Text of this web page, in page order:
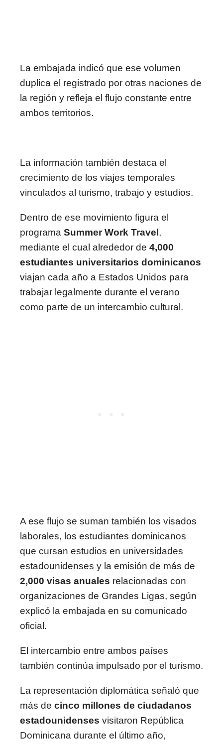
La embajada indicó que ese volumen
duplica el registrado por otras naciones de
la región y refleja el flujo constante entre
ambos territorios.
La información también destaca el
crecimiento de los viajes temporales
vinculados al turismo, trabajo y estudios.
Dentro de ese movimiento figura el
programa Summer Work Travel ,
mediante el cual alrededor de 4,000
estudiantes universitarios dominicanos
viajan cada año a Estados Unidos para
trabajar legalmente durante el verano
como parte de un intercambio cultural.
A ese flujo se suman también los visados
laborales, los estudiantes dominicanos
que cursan estudios en universidades
estadounidenses y la emisión de más de
2,000 visas anuales relacionadas con
organizaciones de Grandes Ligas, según
explicó la embajada en su comunicado
oficial.
El intercambio entre ambos países
también continúa impulsado por el turismo.
La representación diplomática señaló que
más de cinco millones de ciudadanos
estadounidenses visitaron República
Dominicana durante el último año,